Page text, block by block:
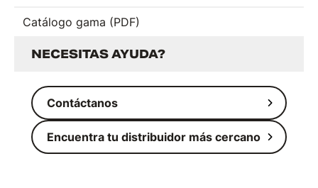
Catálogo gama (PDF)
NECESITAS AYUDA?
Contáctanos
Encuentra tu distribuidor más cercano